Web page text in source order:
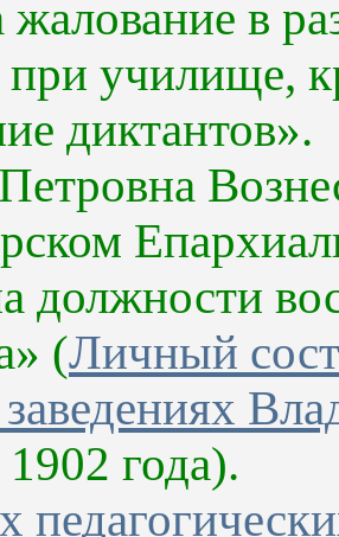
жалование в
при училище,
диктантов».
должности
(Личный
года).